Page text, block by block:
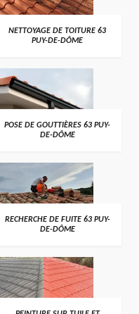
NETTOYAGE DE TOITURE 63
PUY-DE-DÔME
POSE DE GOUTTIÈRES 63 PUY-
DE-DÔME
RECHERCHE DE FUITE 63 PUY-
DE-DÔME